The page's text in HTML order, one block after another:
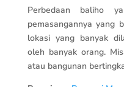
Perbedaan baliho
pemasangannya yang
lokasi yang banyak
oleh banyak orang.
atau bangunan